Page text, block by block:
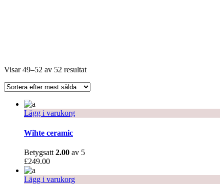
Visar 49–52 av 52 resultat
Lägg i varukorg
Wihte ceramic
Betygsatt 2.00 av 5
£249.00
Lägg i varukorg